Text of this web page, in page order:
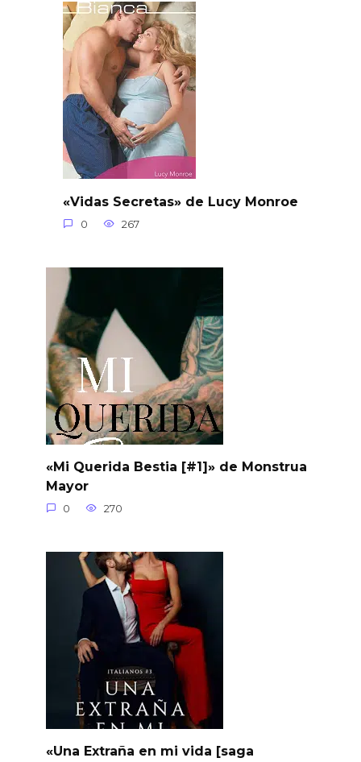
«Vidas Secretas» de Lucy Monroe
0 267
«Mi Querida Bestia [#1]» de Monstrua
Mayor
0 270
«Una Extraña en mi vida [saga